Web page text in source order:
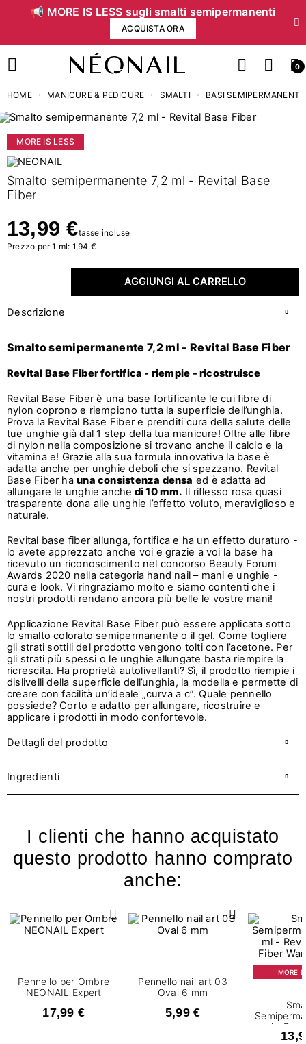
📢 MORE IS LESS sugli smalti semipermanenti
ACQUISTA ORA
0
HOME MANICURE & PEDICURE SMALTI BASI SEMIPERMANENTI
MORE IS LESS
Smalto semipermanente 7,2 ml - Revital Base
Fiber
13,99 €tasse incluse
Prezzo per 1 ml: 1,94 €
AGGIUNGI AL CARRELLO
Descrizione
Smalto semipermanente 7,2 ml - Revital Base Fiber
Revital Base Fiber fortifica - riempie - ricostruisce
Revital Base Fiber è una base fortificante le cui fibre di
nylon coprono e riempiono tutta la superficie dell’unghia.
Prova la Revital Base Fiber e prenditi cura della salute delle
tue unghie già dal 1 step della tua manicure! Oltre alle fibre
di nylon nella composizione si trovano anche il calcio e la
vitamina e! Grazie alla sua formula innovativa la base è
adatta anche per unghie deboli che si spezzano. Revital
Base Fiber hauna consistenza densa ed è adatta ad
allungare le unghie anche di 10 mm. Il riflesso rosa quasi
trasparente dona alle unghie l’effetto voluto, meraviglioso e
naturale.
Revital base fiber allunga, fortifica e ha un effetto duraturo -
lo avete apprezzato anche voi e grazie a voi la base ha
ricevuto un riconoscimento nel concorso Beauty Forum
Awards 2020 nella categoria hand nail – mani e unghie -
cura e look. Vi ringraziamo molto e siamo contenti che i
nostri prodotti rendano ancora più belle le vostre mani!
Applicazione Revital Base Fiber può essere applicata sotto
lo smalto colorato semipermanente o il gel. Come togliere
gli strati sottili del prodotto vengono tolti con l’acetone. Per
gli strati più spessi o le unghie allungate basta riempire la
ricrescita. Ha proprietà autolivellanti? Sì, il prodotto riempie i
dislivelli della superficie dell’unghia, la modella e permette di
creare con facilità un’ideale „curva a c”. Quale pennello
possiede? Corto e adatto per allungare, ricostruire e
applicare i prodotti in modo confortevole.
Dettagli del prodotto
Ingredienti
I clienti che hanno acquistato
questo prodotto hanno comprato
anche:
Pennello per Ombre
NEONAIL Expert
17,99 €
Pennello nail art 03
Oval 6 mm
5,99 €
MORE
ml -
Fiber